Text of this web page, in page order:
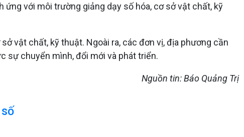
với môi trường giảng dạy số hóa, cơ sở vật chất, kỹ
vật chất, kỹ thuật. Ngoài ra, các đơn vị, địa phương cần
sự chuyển mình, đổi mới và phát triển.
Nguồn tin: Báo Quảng Trị